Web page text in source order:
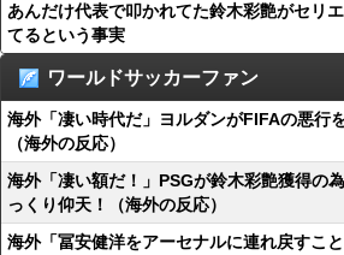
あんだけ代表で叩かれてた鈴木彩艶がセリ
てるという事実
ワールドサッカーファン
海外「凄い時代だ」ヨルダンがFIFAの悪行
（海外の反応）
海外「凄い額だ！」PSGが鈴木彩艶獲得の
っくり仰天！（海外の反応）
海外「冨安健洋をアーセナルに連れ戻すこ